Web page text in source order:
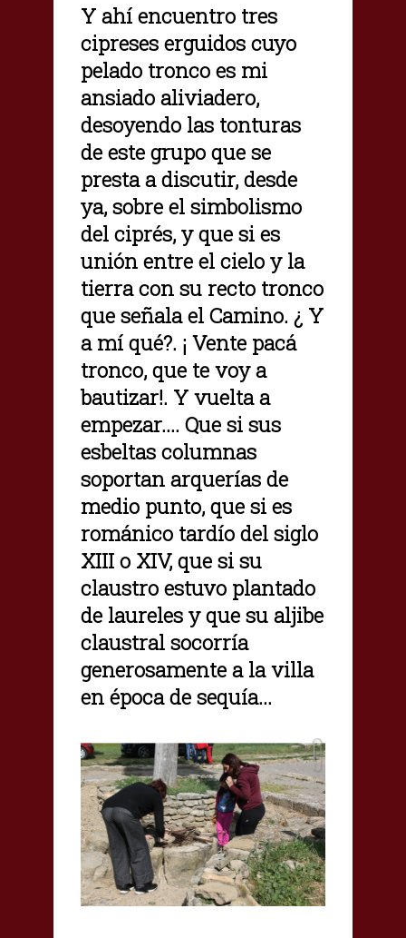
Y ahí encuentro tres
cipreses erguidos cuyo
pelado tronco es mi
ansiado aliviadero,
desoyendo las tonturas
de este grupo que se
presta a discutir, desde
ya, sobre el simbolismo
del ciprés, y que si es
unión entre el cielo y la
tierra con su recto tronco
que señala el Camino. ¿ Y
a mí qué?. ¡ Vente pacá
tronco, que te voy a
bautizar!. Y vuelta a
empezar.... Que si sus
esbeltas columnas
soportan arquerías de
medio punto, que si es
románico tardío del siglo
XIII o XIV, que si su
claustro estuvo plantado
de laureles y que su aljibe
claustral socorría
generosamente a la villa
en época de sequía...